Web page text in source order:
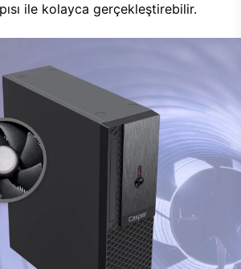
ile kolayca gerçekleştirebilir.